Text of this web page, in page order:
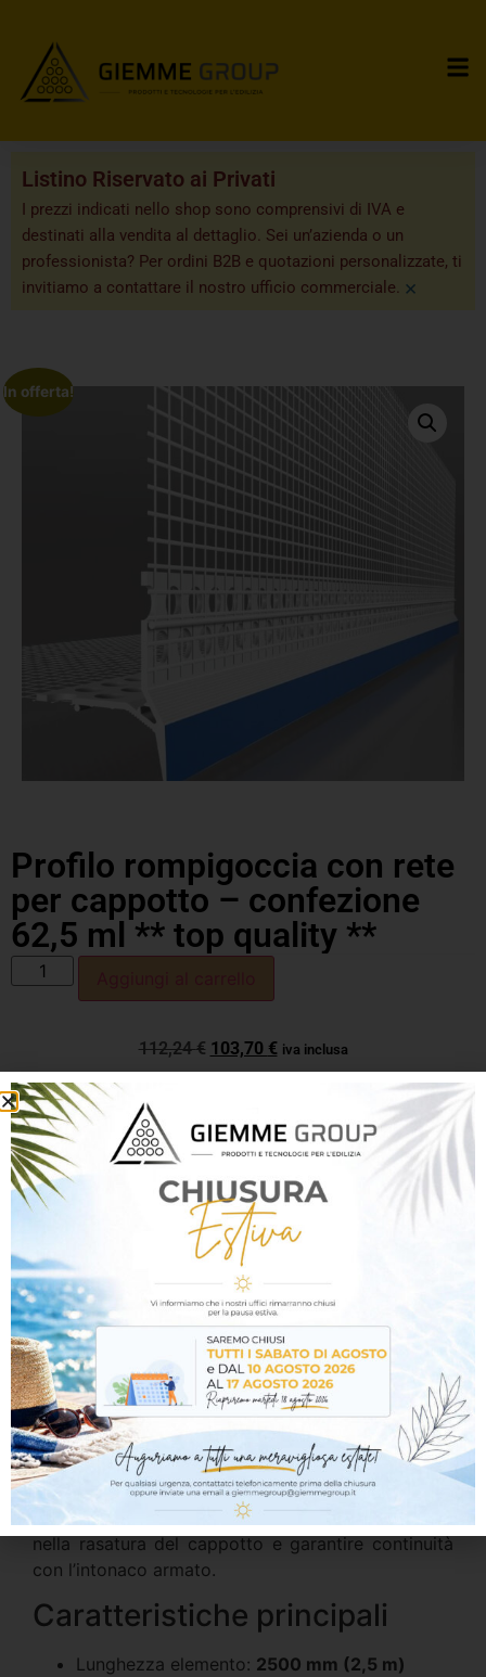
Listino Riservato ai Privati
I prezzi indicati nello shop sono comprensivi di IVA e
destinati alla vendita al dettaglio. Sei un’azienda o un
professionista? Per ordini B2B e quotazioni personalizzate, ti
invitiamo a contattare il nostro ufficio commerciale. ×
In offerta!
Profilo rompigoccia con rete
per cappotto – confezione
62,5 ml ** top quality **
112,24€ 103,70 € iva inclusa
Descrizione Informazioni aggiuntive
Descrizione
Profilo rompigoccia con rete per cappotto
(sistema ETICS per facciate isolate).
È un profilo in plastica con gocciolatoio a vista
progettato per far defluire correttamente l’acqua
piovana da punti critici come:
finestre
balconi e terrazze
architravi e marcapiani
elementi a sbalzo
La presenza della
rete in fibra
nella rasatura del cappotto e garantire continuità
con l’intonaco armato.
Caratteristiche principali
Lunghezza elemento: 2500 mm (2,5 m)